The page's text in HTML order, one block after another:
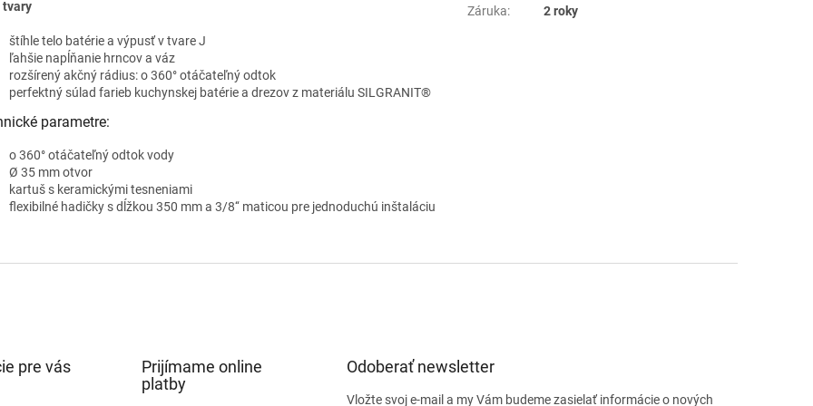
tvary
štíhle telo batérie a výpusť v tvare J
ľahšie napĺňanie hrncov a váz
rozšírený akčný rádius: o 360° otáčateľný odtok
perfektný súlad farieb kuchynskej batérie a drezov z materiálu SILGRANIT®
parametre:
o 360° otáčateľný odtok vody
Ø 35 mm otvor
kartuš s keramickými tesneniami
flexibilné hadičky s dĺžkou 350 mm a 3/8‘‘ maticou pre jednoduchú inštaláciu
Záruka: 2 roky
pre vás
Prijímame online
platby
Odoberať newsletter
Vložte svoj e-mail a my Vám budeme zasielať informácie o nových